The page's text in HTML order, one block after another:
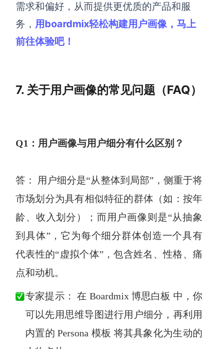
需求和偏好，从而提供更优质的产品和服
务， 用boardmix轻松构建用户画像，马上
前往体验吧！
7. 关于用户画像的常见问题（FAQ）
Q1：用户画像与用户细分有什么区别？
答： 用户细分是“从整体到局部”，侧重于将
市场划分为具有相似特征的群体（如：按年
龄、收入划分）；而用户画像则是“从抽象
到具体”，它为每个细分群体创造一个具有
代表性的“虚拟个体”，包含姓名、性格、痛
点和动机。
专家提示： 在 Boardmix 博思白板 中，你
可以先用思维导图进行用户细分，再利用
内置的 Persona 模板 将其具象化为生动的